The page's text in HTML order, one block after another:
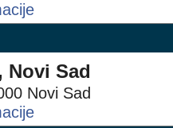
Novi Sad
Novi Sad